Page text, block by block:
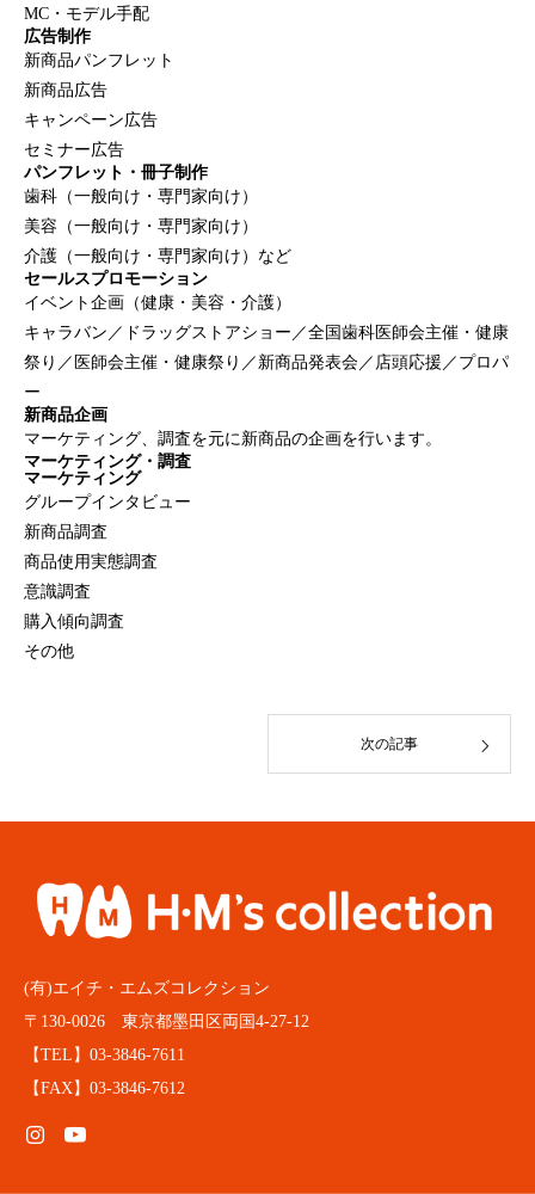
MC・モデル手配
広告制作
新商品パンフレット
新商品広告
キャンペーン広告
セミナー広告
パンフレット・冊子制作
歯科（一般向け・専門家向け）
美容（一般向け・専門家向け）
介護（一般向け・専門家向け）など
セールスプロモーション
イベント企画（健康・美容・介護）
キャラバン／ドラッグストアショー／全国歯科医師会主催・健康
祭り／医師会主催・健康祭り／新商品発表会／店頭応援／プロパ
ー
新商品企画
マーケティング、調査を元に新商品の企画を行います。
マーケティング・調査
マーケティング
グループインタビュー
新商品調査
商品使用実態調査
意識調査
購入傾向調査
その他
次の記事
(有)エイチ・エムズコレクション
〒130-0026 東京都墨田区両国4-27-12
【TEL】03-3846-7611
【FAX】03-3846-7612